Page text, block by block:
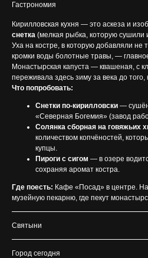
Гастрономия
Кирилловская кухня — это аскеза и
снетка (мелкая рыбка, которую сушили
Уха на костре, в которую добавляли не
кромки воды болотные травы, —
Монастырская капуста — квашеная, с
переживала здесь зиму за века до
Что попробовать:
Снетки по-кирилловски —
«Северная Богемия» (завод
Солянка сборная на говяжьих
количеством копчёностей,
купцы.
Пироги с сигом — в озере
сохраняя аромат костра.
Где поесть: Кафе «Посад» в центре.
музейную пекарню, где пекут
Святыни
Город сегодня